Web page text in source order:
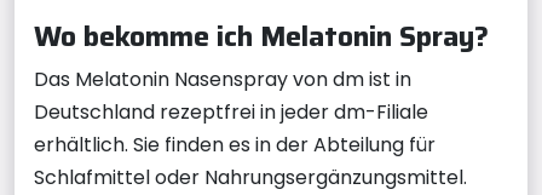
Wo bekomme ich Melatonin Spray?
Das Melatonin Nasenspray von dm ist in
Deutschland rezeptfrei in jeder dm-Filiale
erhältlich. Sie finden es in der Abteilung für
Schlafmittel oder Nahrungsergänzungsmittel.